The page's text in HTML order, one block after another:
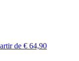
de € 64,90